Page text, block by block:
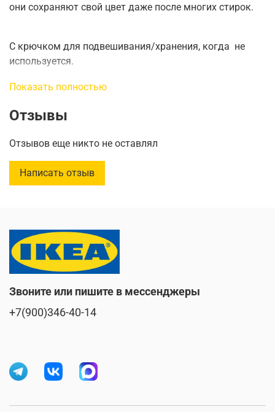
они сохраняют свой цвет даже после многих стирок.
С крючком для подвешивания/хранения, когда не
используется.
Длина: 60 ​​см
Количество в упаковке: 4 шт.
Показать полностью
Отзывы
Отзывов еще никто не оставлял
Написать отзыв
Звоните или пишите в мессенджеры
+7(900)346-40-14